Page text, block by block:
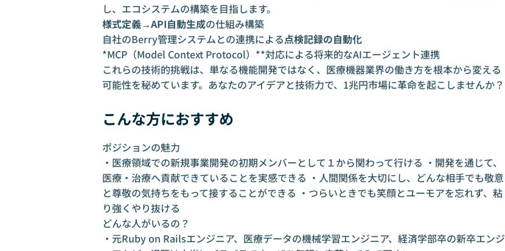
し、エコシステムの構築を目指します。
様式定義→API自動生成の仕組み構築
自社のBerry管理システムとの連携による点検記録の自動化
*MCP（Model Context Protocol）**対応による将来的なAIエージェント連携
これらの技術的挑戦は、単なる機能開発ではなく、医療機器業界の働き方を根本から変える
可能性を秘めています。あなたのアイデアと技術力で、1兆円市場に革命を起こしませんか？
こんな方におすすめ
ポジションの魅力
・医療領域での新規事業開発の初期メンバーとして１から関わって行ける ・開発を通じて、
医療・治療へ貢献できていることを実感できる ・人間関係を大切にし、どんな相手でも敬意
と尊敬の気持ちをもって接することができる ・つらいときでも笑顔とユーモアを忘れず、粘
り強くやり抜ける
どんな人がいるの？
・元Ruby on Railsエンジニア、医療データの機械学習エンジニア、経済学部卒の新卒エンジ